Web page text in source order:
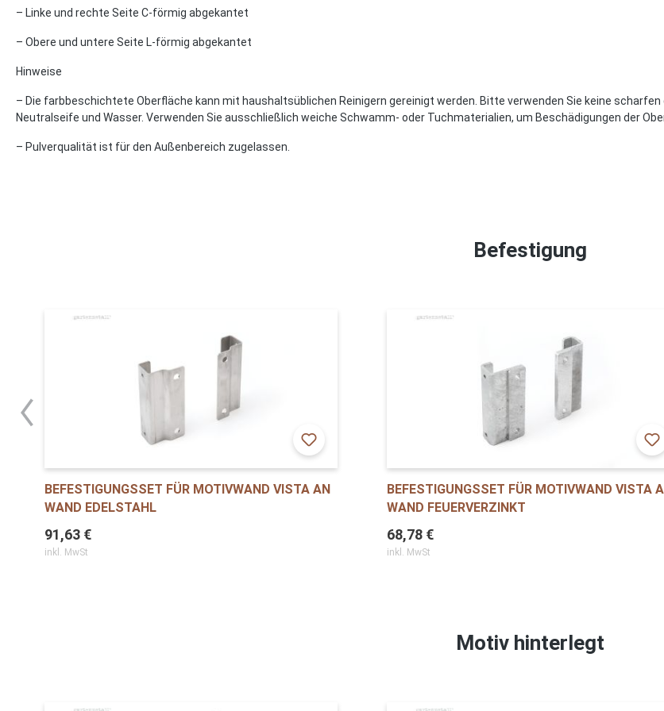
RAL 9011-
– Linke und rechte Seite C-förmig abgekantet
– Obere und untere Seite L-förmig abgekantet
Hinweise
– Die farbbeschichtete Oberfläche kann mit haushaltsüblichen Reinigern gereinigt werden. Bitte verwenden Sie keine
Neutralseife und Wasser. Verwenden Sie ausschließlich weiche Schwamm- oder Tuchmaterialien, um Beschädigungen der
– Pulverqualität ist für den Außenbereich zugelassen.
Befestigung
BEFESTIGUNGSSET FÜR MOTIVWAND VISTA AN
WAND EDELSTAHL
91,63 €
inkl. MwSt
BEFESTIGUNGSSET FÜR MOTIVWAND VISTA
WAND FEUERVERZINKT
68,78 €
inkl. MwSt
Motiv hinterlegt